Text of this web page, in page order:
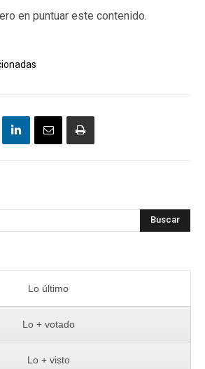
en puntuar este contenido.
Buscar
Lo último
Lo + votado
Lo + visto